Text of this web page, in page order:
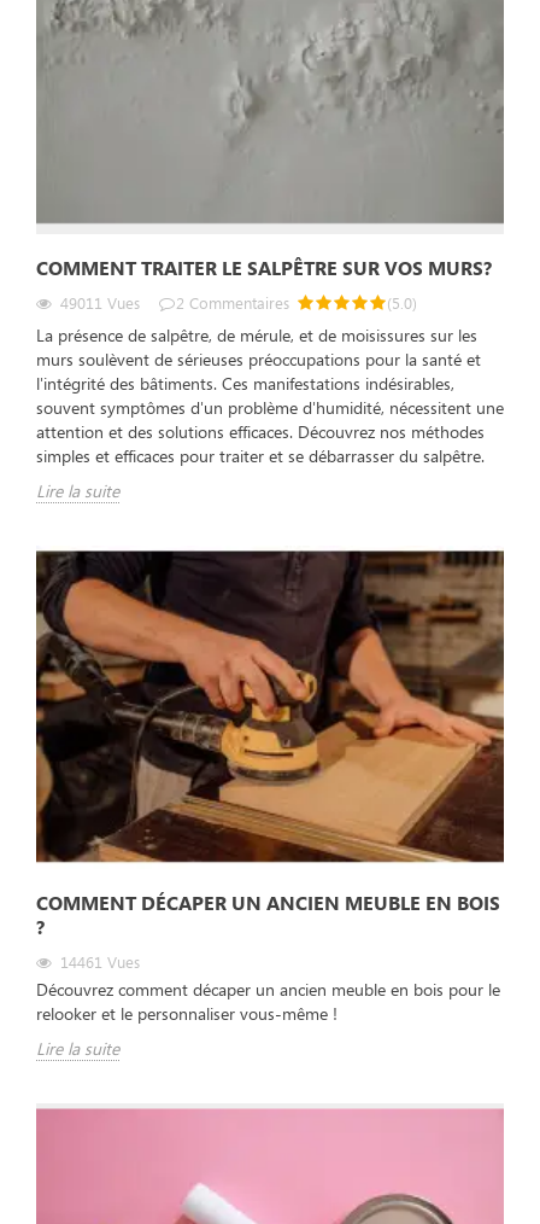
COMMENT TRAITER LE SALPÊTRE SUR VOS MURS?
49011 Vues 2 Commentaires (5.0)
La présence de salpêtre, de mérule, et de moisissures sur les
murs soulèvent de sérieuses préoccupations pour la santé et
l'intégrité des bâtiments. Ces manifestations indésirables,
souvent symptômes d'un problème d'humidité, nécessitent une
attention et des solutions efficaces. Découvrez nos méthodes
simples et efficaces pour traiter et se débarrasser du salpêtre.
Lire la suite
COMMENT DÉCAPER UN ANCIEN MEUBLE EN BOIS
?
14461 Vues
Découvrez comment décaper un ancien meuble en bois pour le
relooker et le personnaliser vous-même !
Lire la suite